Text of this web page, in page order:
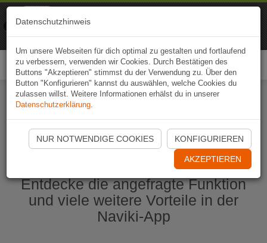
Naviki App jetzt öffnen
Entdecke die angefragte Funktion
und viele weitere Vorteile in der
Naviki-App
Datenschutzhinweis
Um unsere Webseiten für dich optimal zu gestalten und fortlaufend
zu verbessern, verwenden wir Cookies. Durch Bestätigen des
Buttons "Akzeptieren" stimmst du der Verwendung zu. Über den
Button "Konfigurieren" kannst du auswählen, welche Cookies du
zulassen willst. Weitere Informationen erhälst du in unserer
Datenschutzerklärung.
NUR NOTWENDIGE COOKIES KONFIGURIEREN
AKZEPTIEREN
Naviki